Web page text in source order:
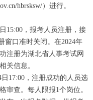
hbrsksw/）进行。
，报考人员注册，接
窗口准时关闭。在2024年
注册为湖北省人事考试网
关信息。
17:00，注册成功的人员选
审查。每人限报1个岗位。